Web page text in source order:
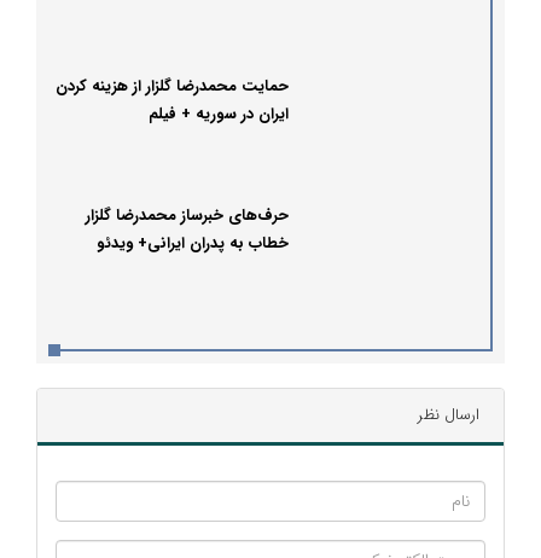
حمایت محمدرضا گلزار از هزینه کردن
ایران در سوریه + فیلم
حرف‌های خبرساز محمدرضا گلزار
خطاب به پدران ایرانی+ ویدئو
ارسال نظر